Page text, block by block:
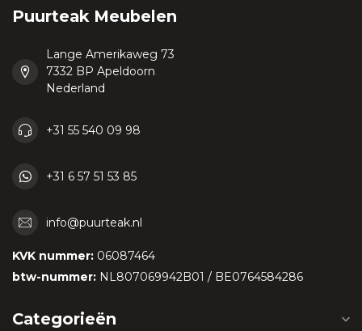
Puurteak Meubelen
Lange Amerikaweg 73
7332 BP Apeldoorn
Nederland
+31 55 540 09 98
+31 6 57 51 53 85
info@puurteak.nl
KVK nummer: 06087464
btw-nummer: NL807069942B01 / BE0764584286
Categorieën